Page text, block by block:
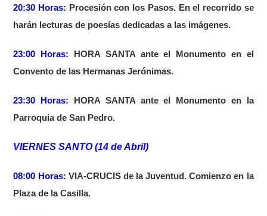
20:30 Horas: Procesión con los Pasos. En el recorrido se
harán lecturas de poesías dedicadas a las imágenes.
23:00 Horas:
HORA SANTA ante el Monumento en el
Convento de las Hermanas Jerónimas.
23:30 Horas:
HORA SANTA ante el Monumento en la
Parroquia de San Pedro.
VIERNES SANTO (14 de Abril)
08:00 Horas: VIA-CRUCIS de la Juventud. Comienzo en la
Plaza de la Casilla.